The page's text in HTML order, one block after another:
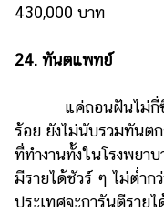
430,000 บาท
24. ทันตแพทย์
แค่ถอนฝันไม่กี่ซี่เร
ร้อย ยังไม่นับรวมทัน
ที่ทำงานทั้งในโรงพยา
มีรายได้ชัวร์ ๆ ไม่ต่ำก
ประเทศจะการันตีราย